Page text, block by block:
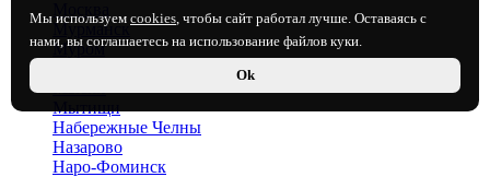
Мы используем cookies, чтобы сайт работал лучше. Оставаясь с
нами, вы соглашаетесь на использование файлов куки.
Ok
Мурманск
Муром
Мытищи
Набережные Челны
Назарово
Наро-Фоминск